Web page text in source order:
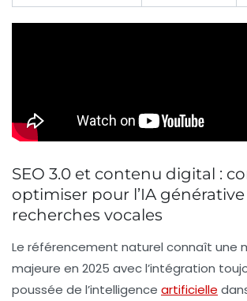
SEO 3.0 et contenu digital :
optimiser pour l’IA générative
recherches vocales
Le référencement naturel connaît une
majeure en 2025 avec l’intégration
poussée de l’intelligence artificielle